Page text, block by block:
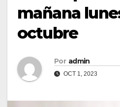
mañana
octubre
Por admin
OCT 1, 2023